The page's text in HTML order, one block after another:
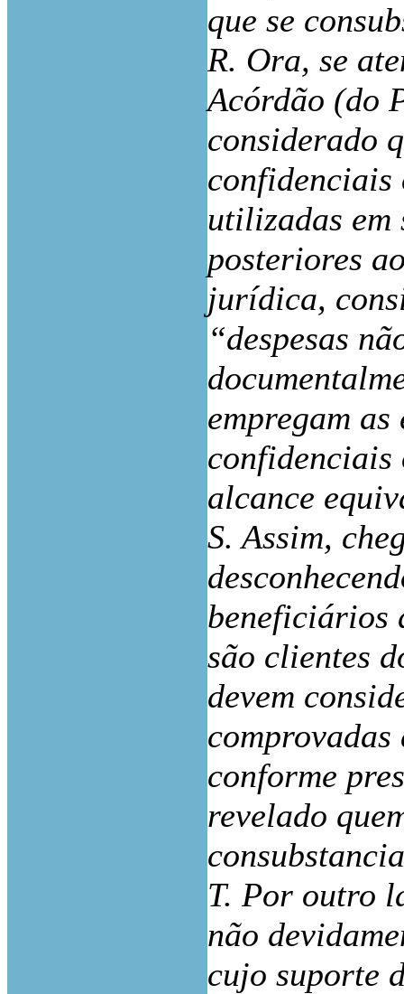
que se
R. Ora, se
Acórdão (do
considerado
confidenciais
utilizadas em
posteriores
jurídica,
“despesas
empregam as
confidenciais
alcance
S. Assim,
beneficiários
são clientes
devem
comprovadas
conforme
revelado
T. Por outro
não
cujo suporte